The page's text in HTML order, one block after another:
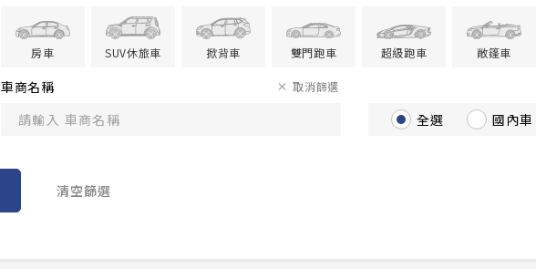
房車 SUV休旅車 掀背車 雙門跑車 超級跑車 敞篷車
車商名稱 取消篩選
全選 國內車
清空篩選